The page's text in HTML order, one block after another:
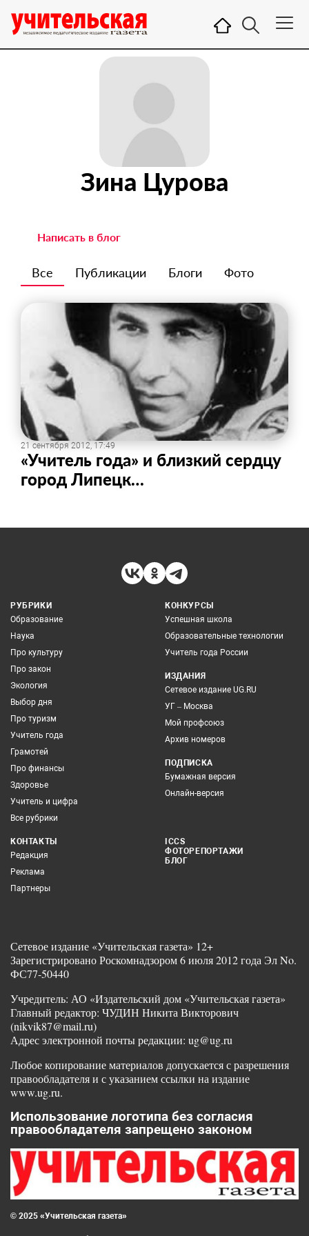
Зина Цурова
Написать в блог
Все Публикации Блоги Фото
21 сентября 2012, 17:49
«Учитель года» и близкий сердцу
город Липецк…
РУБРИКИ
Образование
Наука
Про культуру
Про закон
Экология
Выбор дня
Про туризм
Учитель года
Грамотей
Про финансы
Здоровье
Учитель и цифра
Все рубрики
КОНКУРСЫ
Успешная школа
Образовательные технологии
Учитель года России
ИЗДАНИЯ
Сетевое издание UG.RU
УГ – Москва
Мой профсоюз
Архив номеров
ПОДПИСКА
Бумажная версия
Онлайн-версия
КОНТАКТЫ
Редакция
Реклама
Партнеры
ICCS
ФОТОРЕПОРТАЖИ
БЛОГ
Сетевое издание «Учительская газета» 12+
Зарегистрировано Роскомнадзором 6 июля 2012 года Эл No.
ФС77-50440
Учредитель: АО «Издательский дом «Учительская газета»
Главный редактор: ЧУДИН Никита Викторович
(nikvik87@mail.ru)
Адрес электронной почты редакции: ug@ug.ru
Любое копирование материалов допускается с разрешения
правообладателя и с указанием ссылки на издание
www.ug.ru.
Использование логотипа без согласия
правообладателя запрещено законом
© 2025 «Учительская газета»